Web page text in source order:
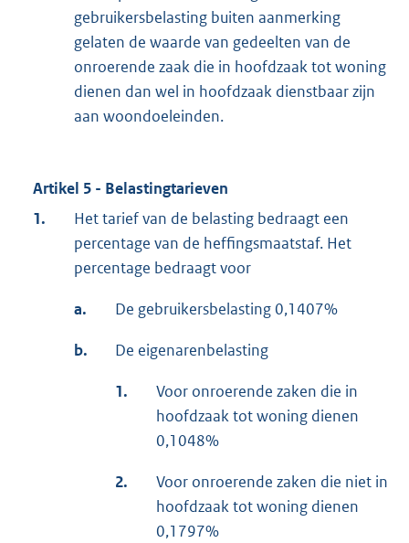
gebruikersbelasting buiten aanmerking
gelaten de waarde van gedeelten van de
onroerende zaak die in hoofdzaak tot woning
dienen dan wel in hoofdzaak dienstbaar zijn
aan woondoeleinden.
Artikel 5 - Belastingtarieven
1.
Het tarief van de belasting bedraagt een
percentage van de heffingsmaatstaf. Het
percentage bedraagt voor
a. De gebruikersbelasting 0,1407%
b. De eigenarenbelasting
1.
Voor onroerende zaken die in
hoofdzaak tot woning dienen
0,1048%
2.
Voor onroerende zaken die niet in
hoofdzaak tot woning dienen
0,1797%